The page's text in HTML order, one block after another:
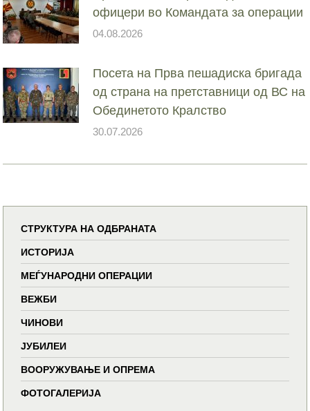
офицери во Командата за операции
04.08.2026
Посета на Прва пешадиска бригада
од страна на претставници од ВС на
Обединетото Кралство
30.07.2026
СТРУКТУРА НА ОДБРАНАТА
ИСТОРИЈА
МЕЃУНАРОДНИ ОПЕРАЦИИ
ВЕЖБИ
ЧИНОВИ
ЈУБИЛЕИ
ВООРУЖУВАЊЕ И ОПРЕМА
ФОТОГАЛЕРИЈА